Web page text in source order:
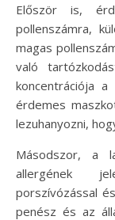
Először is,
pollenszámra,
magas
való
koncentrációja
érdemes
lezuhanyozni,
Másodszor, a
allergének
porszívózással
penész és az